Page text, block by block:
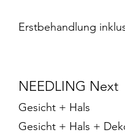
Erstbehandlung
Gesicht
Gesicht +